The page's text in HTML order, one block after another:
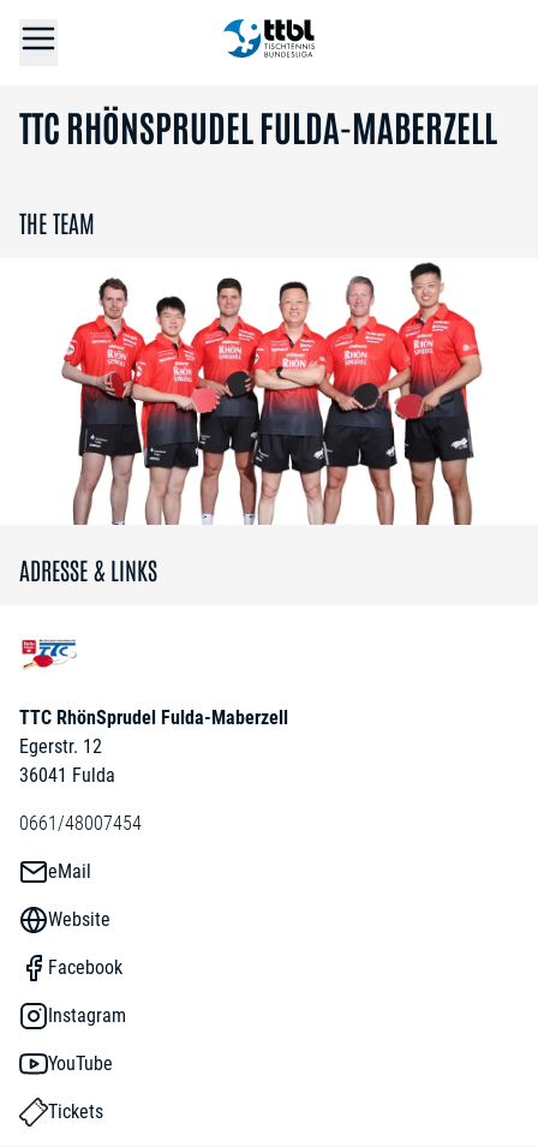
TTC RHÖNSPRUDEL FULDA-MABERZELL
THE TEAM
ADRESSE & LINKS
TTC RhönSprudel Fulda-Maberzell
Egerstr. 12
36041 Fulda
0661/48007454
eMail
Website
Facebook
Instagram
YouTube
Tickets